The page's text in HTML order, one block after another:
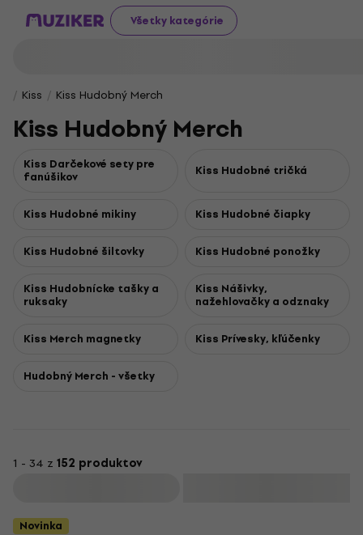
Všetky kategórie
Kiss Kiss Hudobný Merch
Kiss Hudobný Merch
Kiss Darčekové sety pre
fanúšikov Kiss Hudobné tričká
Kiss Hudobné mikiny Kiss Hudobné čiapky
Kiss Hudobné šiltovky Kiss Hudobné ponožky
Kiss Hudobnícke tašky a
ruksaky
Kiss Nášivky,
nažehlovačky a odznaky
Kiss Merch magnetky Kiss Prívesky, kľúčenky
Hudobný Merch - všetky
1 - 34 z 152 produktov
Novinka